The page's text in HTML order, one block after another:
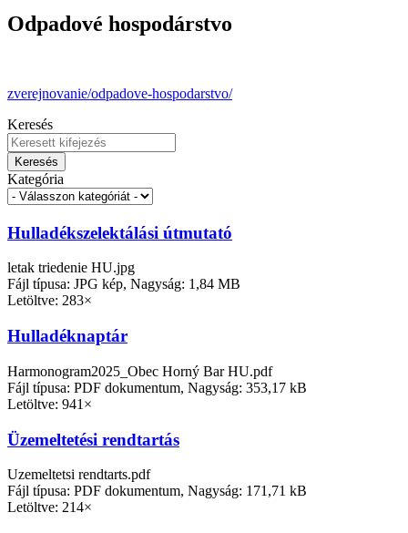
Odpadové hospodárstvo
zverejnovanie/odpadove-hospodarstvo/
Keresés
Keresés
Kategória
Hulladékszelektálási útmutató
letak triedenie HU.jpg
Fájl típusa: JPG kép, Nagyság: 1,84 MB
Letöltve: 283×
Hulladéknaptár
Harmonogram2025_Obec Horný Bar HU.pdf
Fájl típusa: PDF dokumentum, Nagyság: 353,17 kB
Letöltve: 941×
Üzemeltetési rendtartás
Uzemeltetsi rendtarts.pdf
Fájl típusa: PDF dokumentum, Nagyság: 171,71 kB
Letöltve: 214×